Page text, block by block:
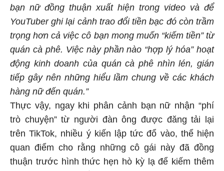
bạn nữ đồng thuận xuất hiện trong video và để
YouTuber ghi lại cảnh trao đổi tiền bạc đó còn trầm
trọng hơn cả việc cô bạn mong muốn “kiếm tiền” từ
quán cà phê. Việc này phần nào “hợp lý hóa” hoạt
động kinh doanh của quán cà phê nhìn lén, gián
tiếp gây nên những hiểu lầm chung về các khách
hàng nữ đến quán.”
Thực vậy, ngay khi phân cảnh bạn nữ nhận “phí
trò chuyện” từ người đàn ông được đăng tải lại
trên TikTok, nhiều ý kiến lập tức đổ vào, thể hiện
quan điểm cho rằng những cô gái này đã đồng
thuận trước hình thức hẹn hò kỳ lạ để kiếm thêm